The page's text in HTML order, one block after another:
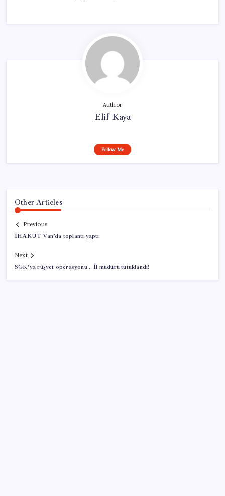
Author
Elif Kaya
Follow Me
Other Articles
Previous
İHAKUT Van’da toplantı yaptı
Next
SGK’ya rüşvet operasyonu… İl müdürü tutuklandı!